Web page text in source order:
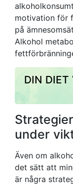
motivation för
på
Alkohol
DIN DIET
under
Även om
det sätt att
är några